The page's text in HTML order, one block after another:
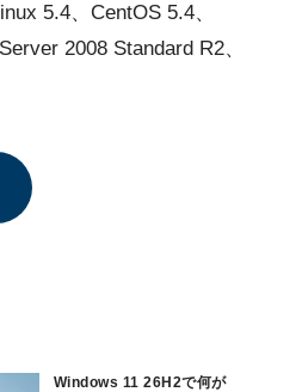
5.4、CentOS 5.4、
2008 Standard R2、
Windows 11 26H2で何が